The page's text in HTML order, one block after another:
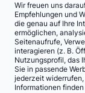
Wir freuen uns
Empfehlungen und
die genau auf Ihre
ermöglichen,
Seitenaufrufe,
interagieren (z. B.
Nutzungsprofil, das
Sie in passende
jederzeit widerrufen,
Informationen